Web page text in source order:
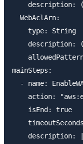
description:
  WebAclArn:
    type: String
description:
mainSteps:
- name:
action:
    isEnd: true
    description: |